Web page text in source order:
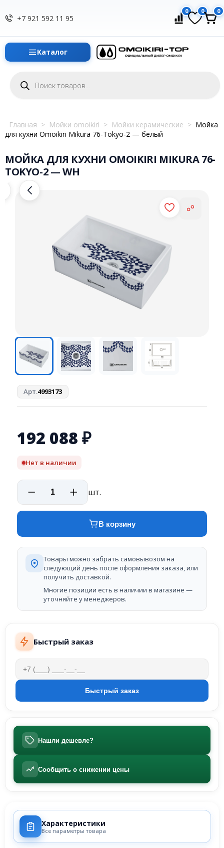
+7 921 592 11 95
0 0 0
Каталог
товаров
Главная > Мойки omoikiri > Мойки керамические > Мойка
для кухни Omoikiri Mikura 76-Tokyo-2 — белый
МОЙКА ДЛЯ КУХНИ OMOIKIRI MIKURA 76-
TOKYO-2 — WH
Быстрый заказ
Нашли дешевле?
Сообщить о снижении цены
Арт.4993173
192 088 ₽
Нет в наличии
шт.
В корзину
Товары можно забрать самовывозом на
следующий день после оформления заказа, или
получить доставкой.
Многие позиции есть в наличии в магазине —
уточняйте у менеджеров.
Характеристики
Все параметры товара